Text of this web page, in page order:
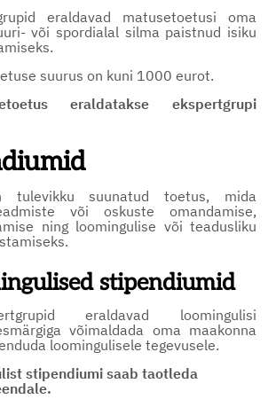
eraldavad matusetoetusi oma
või spordialal silma paistnud isiku
suurus on kuni 1000 eurot.
eraldatakse ekspertgrupi
tulevikku suunatud toetus, mida
või oskuste omandamise,
ning loomingulise või teadusliku
stipendiumid
eraldavad loomingulisi
võimaldada oma maakonna
loomingulisele tegevusele.
stipendiumi saab taotleda